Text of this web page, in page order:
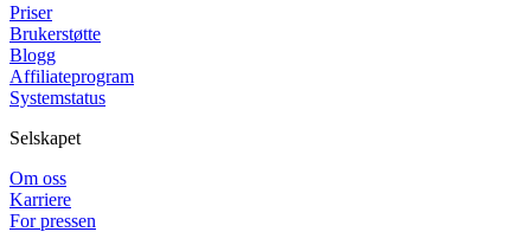
Priser
Brukerstøtte
Blogg
Affiliateprogram
Systemstatus
Selskapet
Om oss
Karriere
For pressen